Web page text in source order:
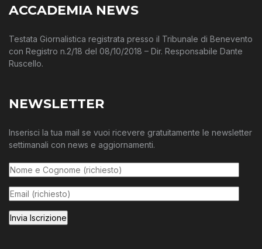
ACCADEMIA NEWS
Testata Giornalistica registrata presso il Tribunale di Benevento
con Registro n.2/18 del 08/10/2018 – Dir. Responsabile Dante
Ruscello.
NEWSLETTER
Inserisci la tua mail se vuoi ricevere gratuitamente le newsletter
settimanali con news e aggiornamenti.